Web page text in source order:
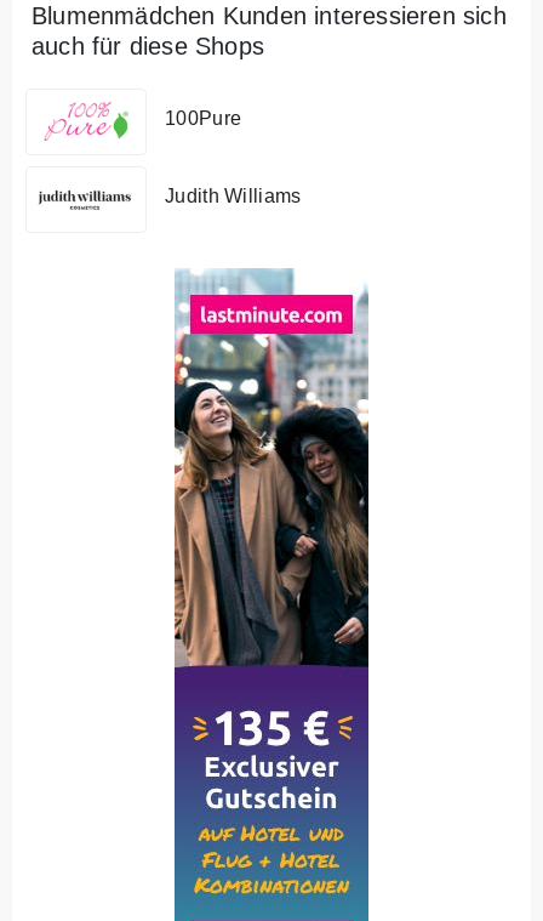
Blumenmädchen Kunden interessieren sich
auch für diese Shops
100Pure
Judith Williams